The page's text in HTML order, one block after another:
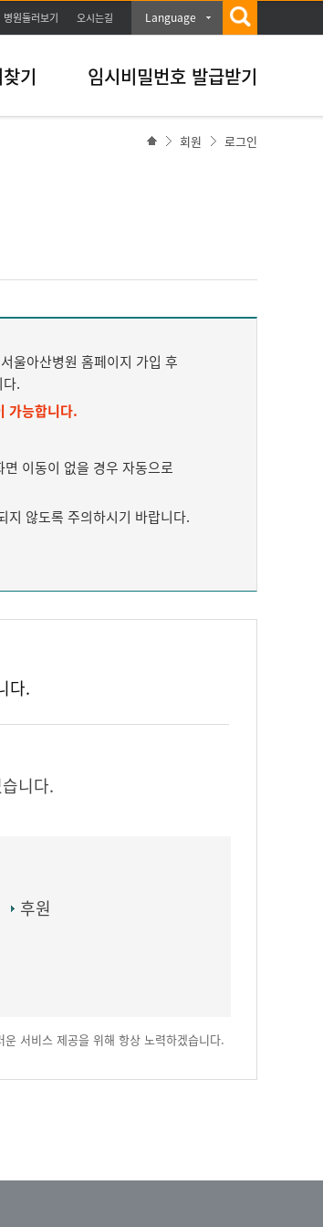
병원둘러보기 오시는길 Language
기 임시비밀번호 발급받기
회원 로그인
서울아산병원 홈페이지 가입 후
.
가능합니다.
이동이 없을 경우 자동으로
지 않도록 주의하시기 바랍니다.
다.
니다.
후원
운 서비스 제공을 위해 항상 노력하겠습니다.